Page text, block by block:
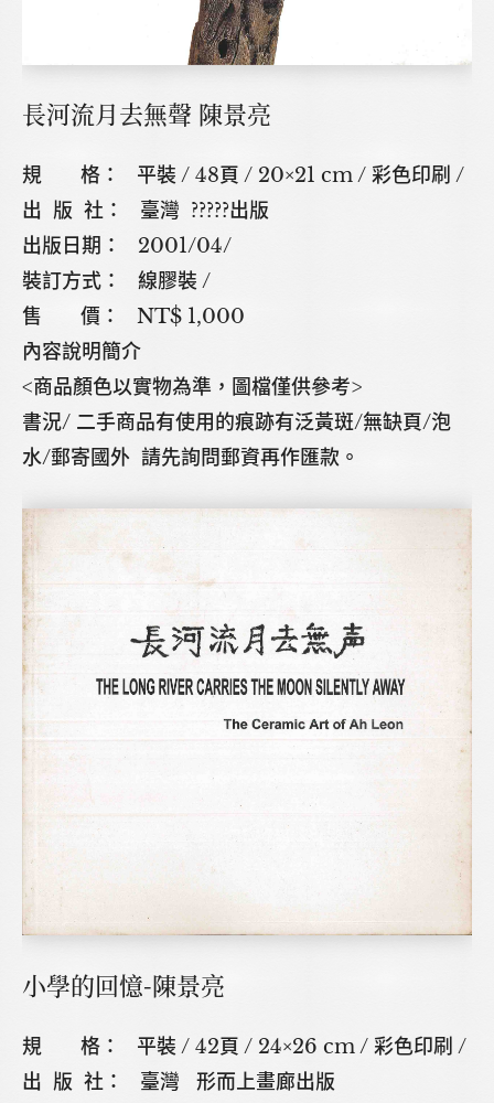
長河流月去無聲 陳景亮
規 格： 平裝 / 48頁 / 20×21 cm / 彩色印刷 /
出 版 社： 臺灣 ?????出版
出版日期： 2001/04/
裝訂方式： 線膠裝 /
售 價： NT$ 1,000
內容說明簡介
<商品顏色以實物為準，圖檔僅供參考>
書況/ 二手商品有使用的痕跡有泛黃斑/無缺頁/泡
水/郵寄國外 請先詢問郵資再作匯款。
小學的回憶-陳景亮
規 格： 平裝 / 42頁 / 24×26 cm / 彩色印刷 /
出 版 社： 臺灣 形而上畫廊出版